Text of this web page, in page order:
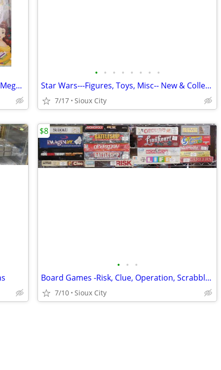
Lego Sets, Lego Mini Figures, Lego Bulk, Mega Bloks
• • • • • • • •
Star Wars---Figures, Toys, Misc-- New & Collectable
7/17 Sioux City
• • •
Board Games -Risk, Clue, Operation, Scrabble, Monopoly, Life....
7/10 Sioux City
$8